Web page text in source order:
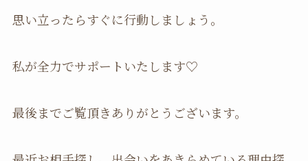
思い立ったらすぐに行動しましょう。
私が全力でサポートいたします♡
最後までご覧頂きありがとうございます。